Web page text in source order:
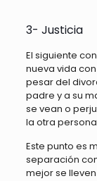
3- Justicia
El siguiente
nueva vida
pesar del
padre y a su
se vean o
la otra
Este punto es
separación
mejor se